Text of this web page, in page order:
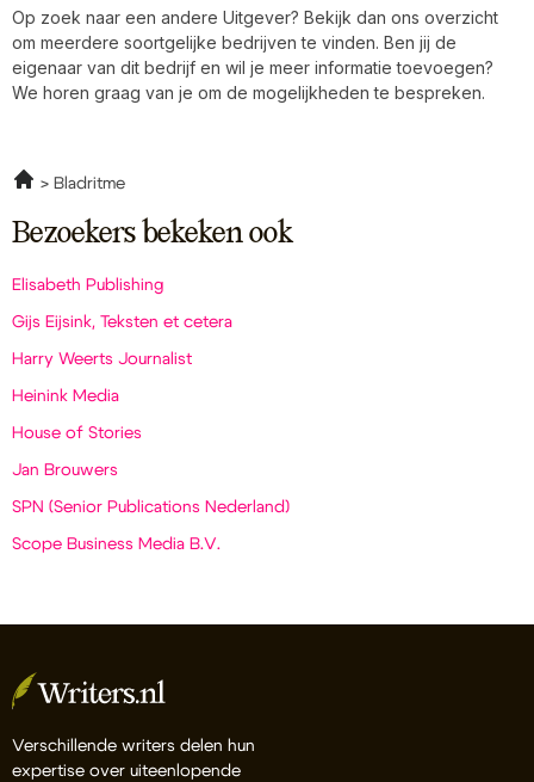
Op zoek naar een andere Uitgever? Bekijk dan ons overzicht
om meerdere soortgelijke bedrijven te vinden. Ben jij de
eigenaar van dit bedrijf en wil je meer informatie toevoegen?
We horen graag van je om de mogelijkheden te bespreken.
Bladritme
Bezoekers bekeken ook
Elisabeth Publishing
Gijs Eijsink, Teksten et cetera
Harry Weerts Journalist
Heinink Media
House of Stories
Jan Brouwers
SPN (Senior Publications Nederland)
Scope Business Media B.V.
Verschillende writers delen hun
expertise over uiteenlopende